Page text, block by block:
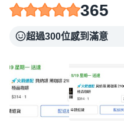
365
超過300位感到滿意